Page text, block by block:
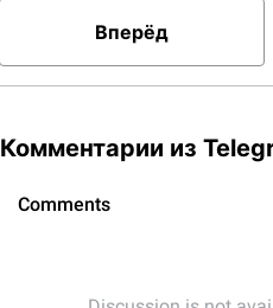
Вперёд
Комментарии из